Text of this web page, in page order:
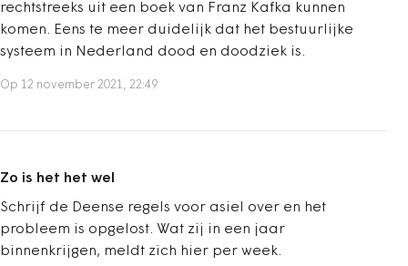
rechtstreeks uit een boek van Franz Kafka kunnen
komen. Eens te meer duidelijk dat het bestuurlijke
systeem in Nederland dood en doodziek is.
Op 12 november 2021, 22:49
Zo is het het wel
Schrijf de Deense regels voor asiel over en het
probleem is opgelost. Wat zij in een jaar
binnenkrijgen, meldt zich hier per week.